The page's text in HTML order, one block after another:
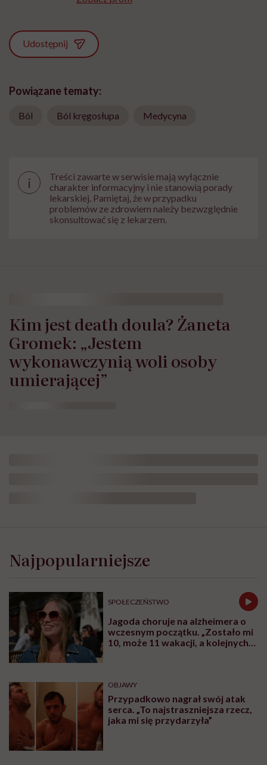
Udostępnij
Powiązane tematy:
Ból Ból kręgosłupa Medycyna
i
Treści zawarte w serwisie mają wyłącznie
charakter informacyjny i nie stanowią porady
lekarskiej. Pamiętaj, że w przypadku
problemów ze zdrowiem należy bezwzględnie
skonsultować się z lekarzem.
Kim jest death doula? Żaneta
Gromek: „Jestem
wykonawczynią woli osoby
umierającej”
„Opieka skoncentrowana na
rodzinie to jest coś, bez czego
współczesna medycyna sobie nie
poradzi”